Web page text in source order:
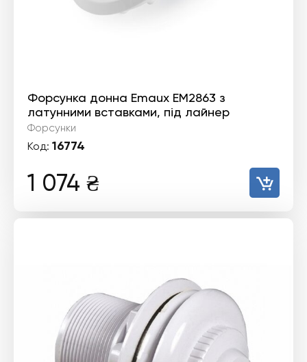
Форсунка донна Emaux EM2863 з
латунними вставками, під лайнер
Форсунки
Код: 16774
1 074 ₴